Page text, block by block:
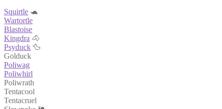
Squirtle 🐢
Wartortle
Blastoise
Kingdra 🐴
Psyduck 🦆
Golduck
Poliwag
Poliwhirl
Poliwrath
Tentacool
Tentacruel